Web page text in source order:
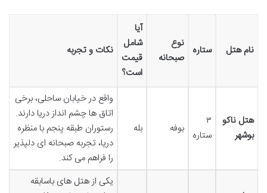
نام هتل ستاره نوع
صبحانه
آیا
شامل
قیمت
است؟
نکات و تجربه
هتل ناکو
بوشهر
۳
ستاره بوفه بله
واقع در خیابان ساحلی، برخی
اتاق ها چشم انداز دریا دارند.
رستوران طبقه پنجم با منظره
دریا، تجربه صبحانه ای دلپذیر
را فراهم می کند.
یکی از هتل های باسابقه